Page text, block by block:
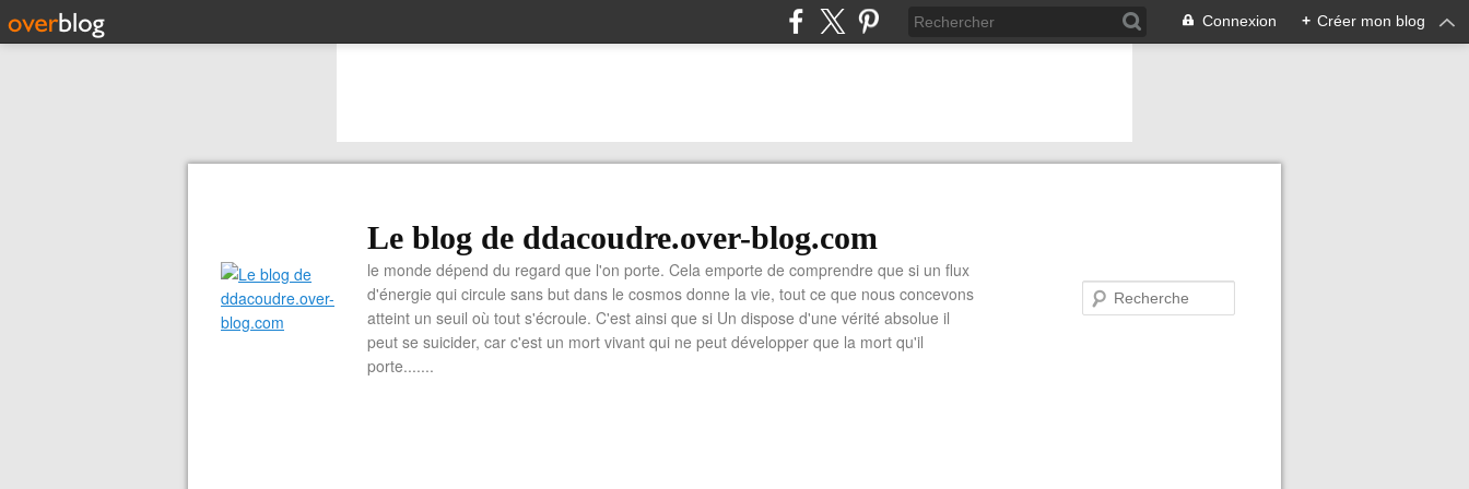
Connexion + Créer mon blog
Le blog de ddacoudre.over-blog.com
le monde dépend du regard que l'on porte. Cela emporte de comprendre que si un flux
d'énergie qui circule sans but dans le cosmos donne la vie, tout ce que nous concevons
atteint un seuil où tout s'écroule. C'est ainsi que si Un dispose d'une vérité absolue il
peut se suicider, car c'est un mort vivant qui ne peut développer que la mort qu'il
porte.......